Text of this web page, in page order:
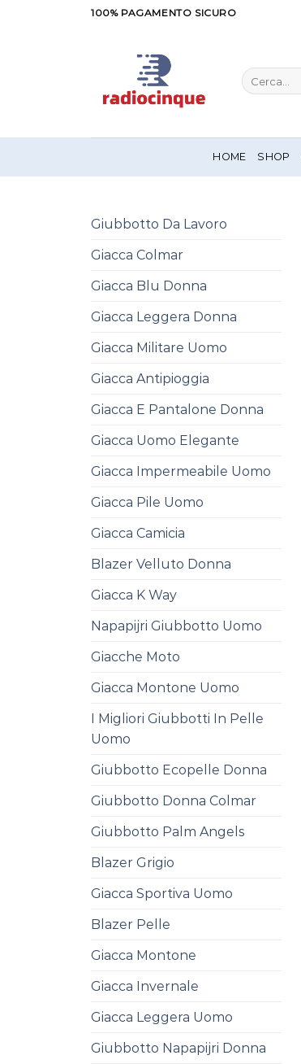
100% PAGAMENTO SICURO
Cerca:
HOME SHOP
Giubbotto Da Lavoro
Giacca Colmar
Giacca Blu Donna
Giacca Leggera Donna
Giacca Militare Uomo
Giacca Antipioggia
Giacca E Pantalone Donna
Giacca Uomo Elegante
Giacca Impermeabile Uomo
Giacca Pile Uomo
Giacca Camicia
Blazer Velluto Donna
Giacca K Way
Napapijri Giubbotto Uomo
Giacche Moto
Giacca Montone Uomo
I Migliori Giubbotti In Pelle
Uomo
Giubbotto Ecopelle Donna
Giubbotto Donna Colmar
Giubbotto Palm Angels
Blazer Grigio
Giacca Sportiva Uomo
Blazer Pelle
Giacca Montone
Giacca Invernale
Giacca Leggera Uomo
Giubbotto Napapijri Donna